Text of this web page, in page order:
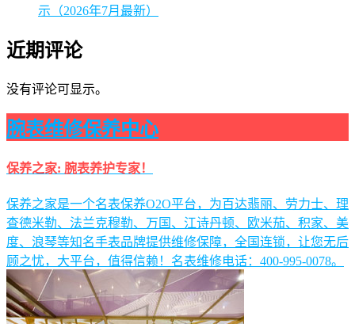
示（2026年7月最新）
近期评论
没有评论可显示。
腕表维修保养中心
保养之家: 腕表养护专家！
保养之家是一个名表保养O2O平台，为百达翡丽、劳力士、理
查德米勒、法兰克穆勒、万国、江诗丹顿、欧米茄、积家、美
度、浪琴等知名手表品牌提供维修保障，全国连锁，让您无后
顾之忧，大平台，值得信赖！名表维修电话：400-995-0078。